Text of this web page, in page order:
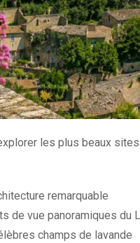
les plus beaux
remarquable
de vue panoramiques du
champs de lavande